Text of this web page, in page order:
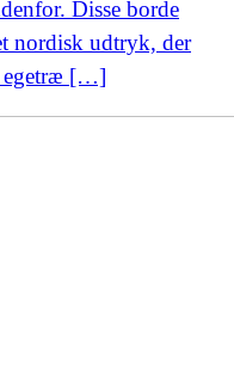
Disse borde
nordisk udtryk, der
egetræ […]